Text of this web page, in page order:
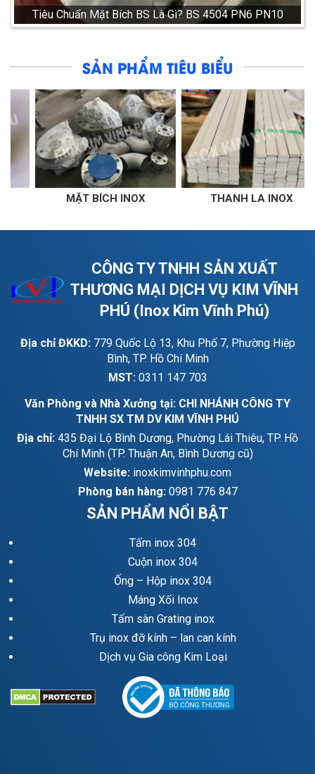
Tiêu Chuẩn Mặt Bích BS Là Gì? BS 4504 PN6 PN10
SẢN PHẨM TIÊU BIỂU
THANH LA INOX THANH V INOX
CÔNG TY TNHH SẢN XUẤT
THƯƠNG MẠI DỊCH VỤ KIM VĨNH
PHÚ (Inox Kim Vĩnh Phú)
Địa chỉ ĐKKD: 779 Quốc Lộ 13, Khu Phố 7, Phường Hiệp
Bình, TP. Hồ Chí Minh
MST: 0311 147 703
Văn Phòng và Nhà Xưởng tại: CHI NHÁNH CÔNG TY
TNHH SX TM DV KIM VĨNH PHÚ
Địa chỉ: 435 Đại Lộ Bình Dương, Phường Lái Thiêu, TP. Hồ
Chí Minh (TP. Thuận An, Bình Dương cũ)
Website: inoxkimvinhphu.com
Phòng bán hàng: 0981 776 847
SẢN PHẨM NỔI BẬT
Tấm inox 304
Cuộn inox 304
Ống – Hộp inox 304
Máng Xối Inox
Tấm sàn Grating inox
Trụ inox đỡ kính – lan can kính
Dịch vụ Gia công Kim Loại